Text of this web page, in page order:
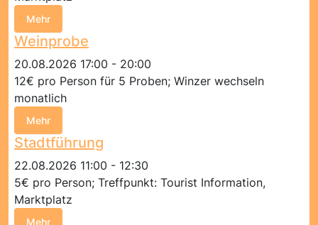
Mehr
Weinprobe
20.08.2026 17:00 - 20:00
12€ pro Person für 5 Proben; Winzer wechseln
monatlich
Mehr
Stadtführung
22.08.2026 11:00 - 12:30
5€ pro Person; Treffpunkt: Tourist Information,
Marktplatz
Mehr